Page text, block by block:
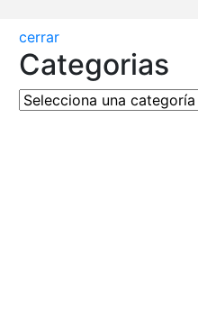
cerrar
Categorias